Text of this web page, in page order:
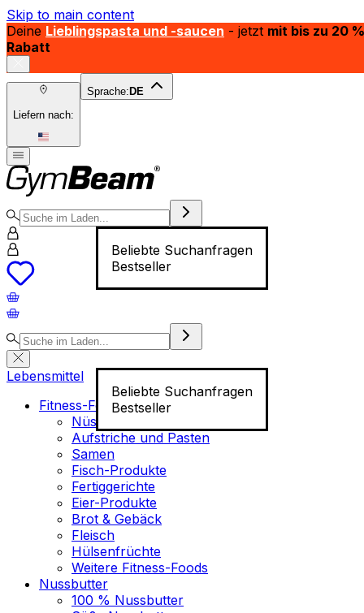
Skip to main content
Deine Lieblingspasta und -saucen - jetzt mit bis zu 20 %
Rabatt
Liefern nach:
Sprache: DE
Beliebte Suchanfragen
Bestseller
Beliebte Suchanfragen
Bestseller
Lebensmittel
Fitness-Food
Nüsse
Aufstriche und Pasten
Samen
Fisch-Produkte
Fertiggerichte
Eier-Produkte
Brot & Gebäck
Fleisch
Hülsenfrüchte
Weitere Fitness-Foods
Nussbutter
100 % Nussbutter